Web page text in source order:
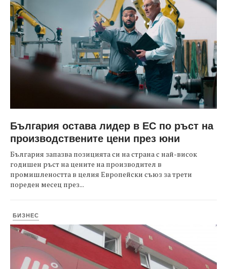
България остава лидер в ЕС по ръст на
производствените цени през юни
България запазва позицията си на страна с най-висок
годишен ръст на цените на производител в
промишлеността в целия Европейски съюз за трети
пореден месец през...
БИЗНЕС